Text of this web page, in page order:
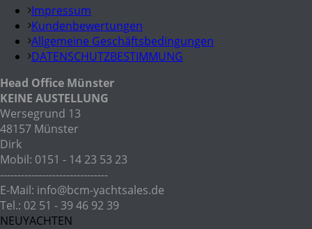
Impressum
Kundenbewertungen
Allgemeine Geschäftsbedingungen
DATENSCHUTZBESTIMMUNG
Head Office Münster
KEINE AUSTELLUNG
Wersegrund 13
48157 Münster
Dirk
Mobil: 0151 - 14 23 53 23
-------------------------------
E-Mail: info@bcm-yachtsales.de
Tel.: 02 51 - 39 46 92 39
NEUYACHTEN